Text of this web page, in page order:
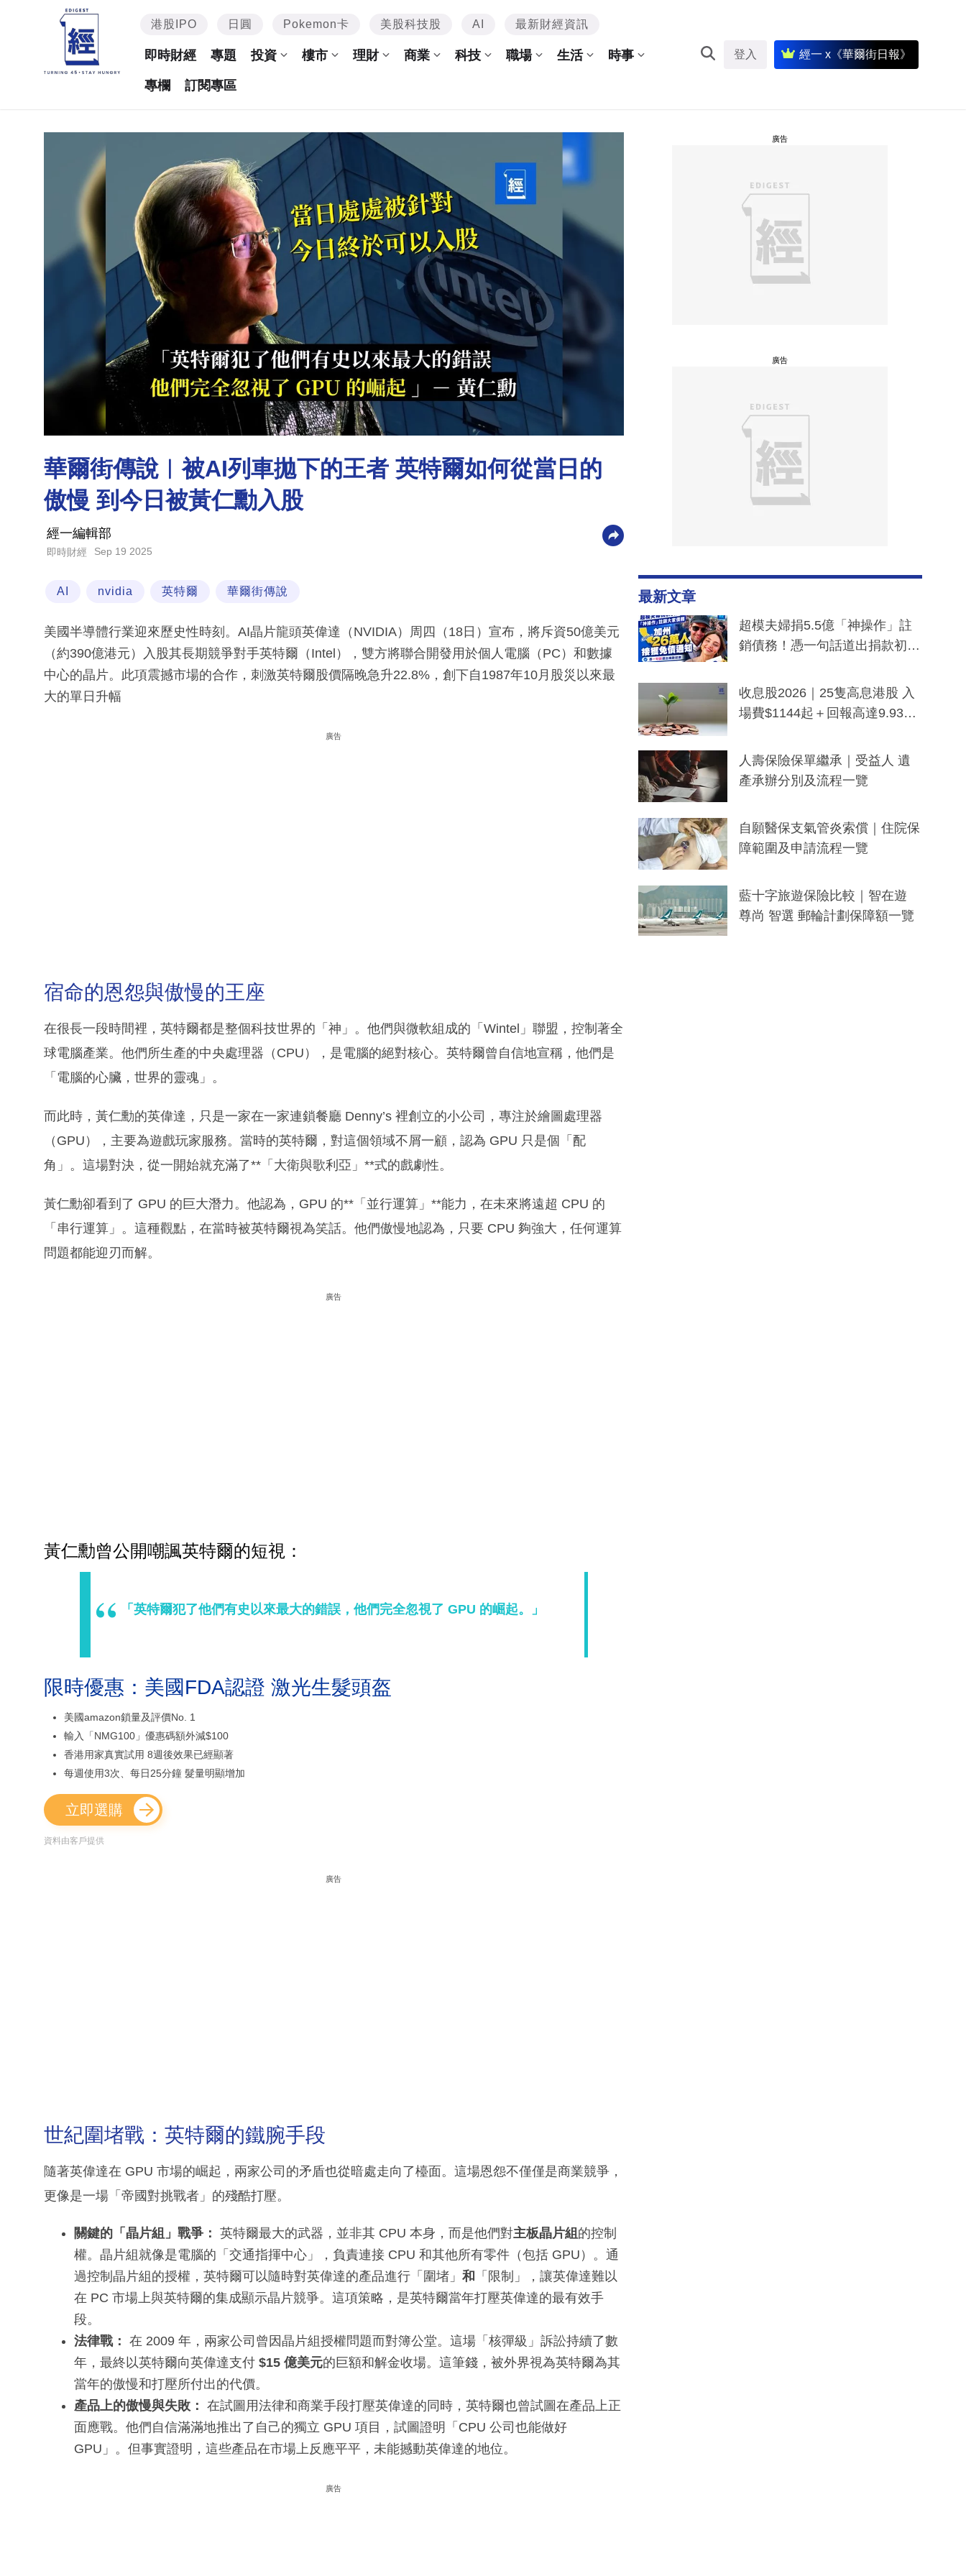
港股IPO 日圓 Pokemon卡 美股科技股 AI 最新財經資訊
即時財經 專題 投資 樓市 理財 商業 科技 職場 生活 時事
專欄 訂閱專區
登入 經一 x《華爾街日報》
華爾街傳說︳被AI列車拋下的王者 英特爾如何從當日的
傲慢 到今日被黃仁勳入股
經一編輯部
即時財經 Sep 19 2025
AI nvidia 英特爾 華爾街傳說
美國半導體行業迎來歷史性時刻。AI晶片龍頭英偉達（NVIDIA）周四（18日）宣布，將斥資50億美元
（約390億港元）入股其長期競爭對手英特爾（Intel），雙方將聯合開發用於個人電腦（PC）和數據
中心的晶片。此項震撼市場的合作，刺激英特爾股價隔晚急升22.8%，創下自1987年10月股災以來最
大的單日升幅
廣告
宿命的恩怨與傲慢的王座
在很長一段時間裡，英特爾都是整個科技世界的「神」。他們與微軟組成的「Wintel」聯盟，控制著全
球電腦產業。他們所生產的中央處理器（CPU），是電腦的絕對核心。英特爾曾自信地宣稱，他們是
「電腦的心臟，世界的靈魂」。
而此時，黃仁勳的英偉達，只是一家在一家連鎖餐廳 Denny’s 裡創立的小公司，專注於繪圖處理器
（GPU），主要為遊戲玩家服務。當時的英特爾，對這個領域不屑一顧，認為 GPU 只是個「配
角」。這場對決，從一開始就充滿了**「大衛與歌利亞」**式的戲劇性。
黃仁勳卻看到了 GPU 的巨大潛力。他認為，GPU 的**「並行運算」**能力，在未來將遠超 CPU 的
「串行運算」。這種觀點，在當時被英特爾視為笑話。他們傲慢地認為，只要 CPU 夠強大，任何運算
問題都能迎刃而解。
廣告
黃仁勳曾公開嘲諷英特爾的短視：
「英特爾犯了他們有史以來最大的錯誤，他們完全忽視了 GPU 的崛起。」
限時優惠：美國FDA認證 激光生髮頭盔
美國amazon鎖量及評價No. 1
輸入「NMG100」優惠碼額外減$100
香港用家真實試用 8週後效果已經顯著
每週使用3次、每日25分鐘 髮量明顯增加
立即選購
資料由客戶提供
廣告
世紀圍堵戰：英特爾的鐵腕手段
隨著英偉達在 GPU 市場的崛起，兩家公司的矛盾也從暗處走向了檯面。這場恩怨不僅僅是商業競爭，
更像是一場「帝國對挑戰者」的殘酷打壓。
關鍵的「晶片組」戰爭： 英特爾最大的武器，並非其 CPU 本身，而是他們對主板晶片組 的控制
權。晶片組就像是電腦的「交通指揮中心」，負責連接 CPU 和其他所有零件（包括 GPU）。通
過控制晶片組的授權，英特爾可以隨時對英偉達的產品進行「圍堵」 和 「限制」，讓英偉達難以
在 PC 市場上與英特爾的集成顯示晶片競爭。這項策略，是英特爾當年打壓英偉達的最有效手
段。
法律戰： 在 2009 年，兩家公司曾因晶片組授權問題而對簿公堂。這場「核彈級」訴訟持續了數
年，最終以英特爾向英偉達支付 $15 億美元的巨額和解金收場。這筆錢，被外界視為英特爾為其
當年的傲慢和打壓所付出的代價。
產品上的傲慢與失敗： 在試圖用法律和商業手段打壓英偉達的同時，英特爾也曾試圖在產品上正
面應戰。他們自信滿滿地推出了自己的獨立 GPU 項目，試圖證明「CPU 公司也能做好
GPU」。但事實證明，這些產品在市場上反應平平，未能撼動英偉達的地位。
廣告
廣告
廣告
最新文章
超模夫婦捐5.5億「神操作」註
銷債務！憑一句話道出捐款初
一度被誤當詐騙手段
收息股2026｜25隻高息港股 入
場費$1144起＋回報高達9.93
人壽保險保單繼承｜受益人 遺
產承辦分別及流程一覽
自願醫保支氣管炎索償｜住院保
障範圍及申請流程一覽
藍十字旅遊保險比較｜智在遊
尊尚 智選 郵輪計劃保障額一覽